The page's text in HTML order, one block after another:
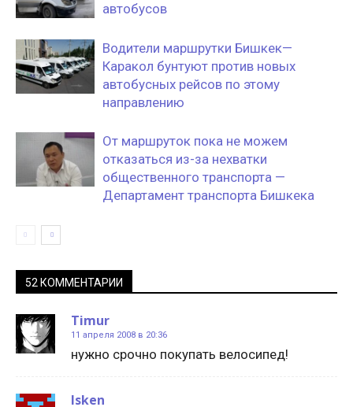
автобусов
Водители маршрутки Бишкек—
Каракол бунтуют против новых
автобусных рейсов по этому
направлению
От маршруток пока не можем
отказаться из-за нехватки
общественного транспорта —
Департамент транспорта Бишкека
52 КОММЕНТАРИИ
Timur
11 апреля 2008 в 20:36
нужно срочно покупать велосипед!
Isken